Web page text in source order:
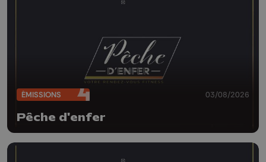
ÉMISSIONS 03/08/2026
Pêche d'enfer